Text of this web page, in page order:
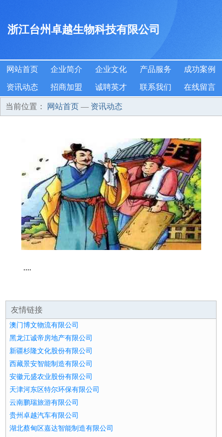
浙江台州卓越生物科技有限公司
网站首页 企业简介 企业文化 产品服务 成功案例
资讯动态 招商加盟 诚聘英才 联系我们 在线留言
当前位置： 网站首页 — 资讯动态
....
友情链接
澳门博文物流有限公司
黑龙江诚帝房地产有限公司
新疆杉隆文化股份有限公司
西藏景安智能制造有限公司
安徽元盛农业股份有限公司
天津河东区特尔环保有限公司
云南鹏瑞旅游有限公司
贵州卓越汽车有限公司
湖北蔡甸区嘉达智能制造有限公司